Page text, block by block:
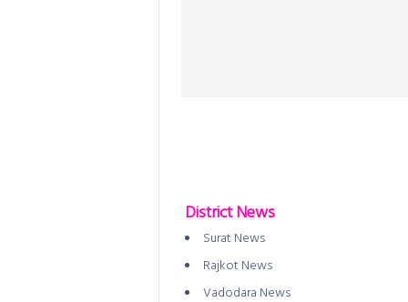
District News
Surat News
Rajkot News
Vadodara News